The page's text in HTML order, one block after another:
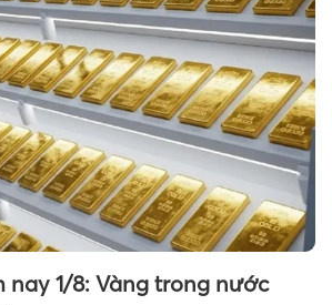
nay 1/8: Vàng trong nước